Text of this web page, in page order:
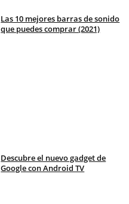
Las 10 mejores barras de sonido
que puedes comprar (2021)
Descubre el nuevo gadget de
Google con Android TV